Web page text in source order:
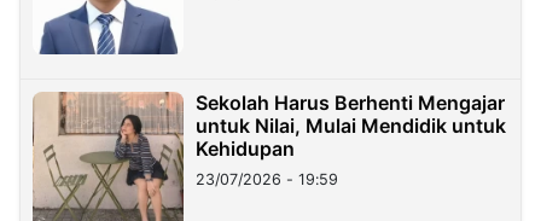
Sekolah Harus Berhenti Mengajar
untuk Nilai, Mulai Mendidik untuk
Kehidupan
23/07/2026 - 19:59